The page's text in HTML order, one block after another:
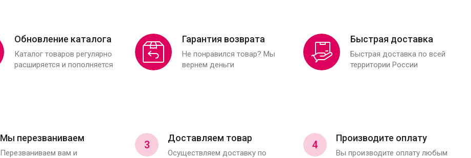
Обновление каталога
Каталог товаров регулярно
расширяется и пополняется
Гарантия возврата
Не понравился товар? Мы
вернем деньги
Быстрая доставка
Быстрая доставка по всей
территории России
Мы перезваниваем
Перезваниваем вам и
3
Доставляем товар
Осуществляем доставку по
4
Производите оплату
Вы производите оплату любым